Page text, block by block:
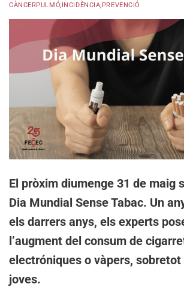
CÀNCERPULMÓ,INCIDÈNCIA,PREVENCIÓ
El pròxim diumenge 31 de maig
Dia Mundial Sense Tabac. Un
els darrers anys, els experts
l’augment del consum de
electróniques o vàpers,
joves.